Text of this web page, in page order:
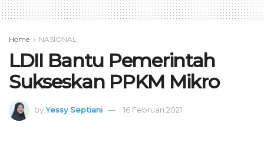
Home NASIONAL
LDII Bantu Pemerintah
Sukseskan PPKM Mikro
byYessy Septiani 16 Februari 2021